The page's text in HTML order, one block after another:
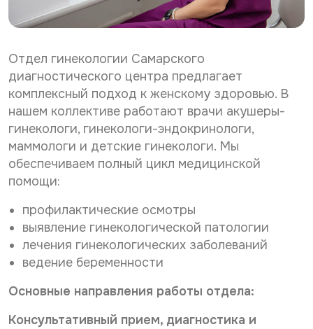
Отдел гинекологии Самарского
диагностического центра предлагает
комплексный подход к женскому здоровью. В
нашем коллективе работают врачи акушеры-
гинекологи, гинекологи-эндокринологи,
маммологи и детские гинекологи. Мы
обеспечиваем полный цикл медицинской
помощи:
профилактические осмотры
выявление гинекологической патологии
лечения гинекологических заболеваний
ведение беременности
Основные направления работы отдела:
Консультативный прием, диагностика и
о
а
л
ь
н
ы
х
а
н
н
ь
н
ы
х
д
а
н
ы
х
Нужное Вам исследование*
Желаемая дата и время приёма
Даю согласие наобработку персональных данных
Даю согласие на получение информационной
рассылки
После анализа заявки Вам ответят электронным
письмом на указанный Вами e-mail.
Срок обработки заявки - до 2-х рабочих дней.
и время приема могут отличаться от Вашего